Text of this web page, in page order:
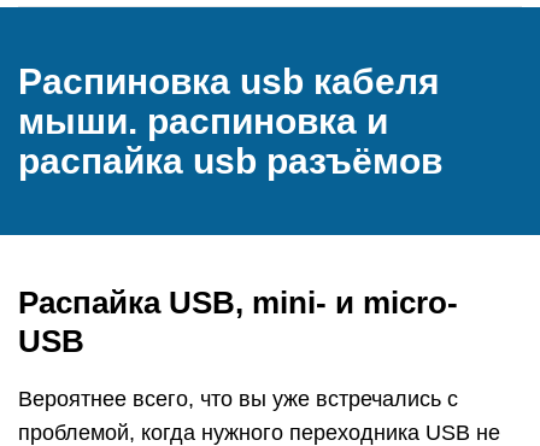
Распиновка usb кабеля
мыши. распиновка и
распайка usb разъёмов
Распайка USB, mini- и micro-
USB
Вероятнее всего, что вы уже встречались с
проблемой, когда нужного переходника USB не